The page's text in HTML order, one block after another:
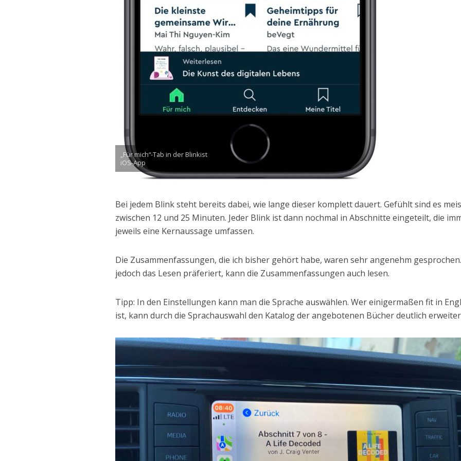
„Für mich“-Tab in der Blinkist
iOS-App
Bei jedem Blink steht bereits dabei, wie lange dieser komplett dauert. Gefühlt sind es
zwischen 12 und 25 Minuten. Jeder Blink ist dann nochmal in Abschnitte eingeteilt, die
jeweils eine Kernaussage umfassen.
Die Zusammenfassungen, die ich bisher gehört habe, waren sehr angenehm
jedoch das Lesen präferiert, kann die Zusammenfassungen auch lesen.
Tipp: In den Einstellungen kann man die Sprache auswählen. Wer einigermaßen fit in
ist, kann durch die Sprachauswahl den Katalog der angebotenen Bücher deutlich